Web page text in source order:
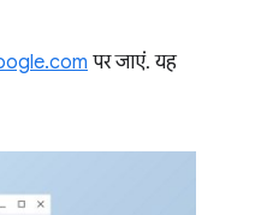
पर जाएं. यह